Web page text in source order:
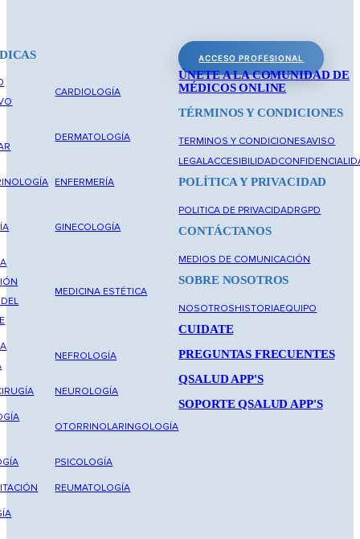
CARDIOLOGÍA
DERMATOLOGÍA
ENFERMERÍA
GINECOLOGÍA
MEDICINA ESTÉTICA
NEFROLOGÍA
NEUROLOGÍA
OTORRINOLARINGOLOGÍA
PSICOLOGÍA
REUMATOLOGÍA
ACCESO PROFESIONAL
ÚNETE A LA COMUNIDAD DE
MÉDICOS ONLINE
TÉRMINOS Y CONDICIONES
TERMINOS Y CONDICIONESAVISO
LEGALACCESIBILIDAD
POLÍTICA Y PRIVACIDAD
POLITICA DE PRIVACIDADRGPD
CONTÁCTANOS
MEDIOS DE COMUNICACIÓN
SOBRE NOSOTROS
NOSOTROSHISTORIAEQUIPO
CUIDATE
PREGUNTAS FRECUENTES
QSALUD APP'S
SOPORTE QSALUD APP'S